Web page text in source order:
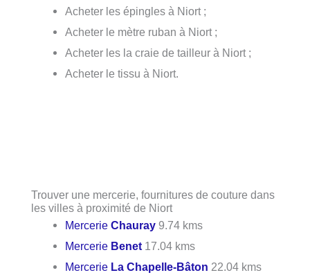
Acheter les épingles à Niort ;
Acheter le mètre ruban à Niort ;
Acheter les la craie de tailleur à Niort ;
Acheter le tissu à Niort.
Trouver une mercerie, fournitures de couture dans
les villes à proximité de Niort
MercerieChauray 9.74 kms
Mercerie Benet 17.04 kms
Mercerie La Chapelle-Bâton 22.04 kms